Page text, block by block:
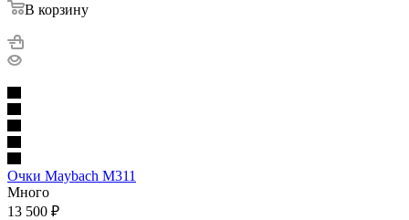
В корзину
Очки Maybach M311
Много
13 500 ₽